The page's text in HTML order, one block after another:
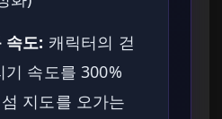
속도: 캐릭터의 걷
기 속도를 300%
지도를 오가는